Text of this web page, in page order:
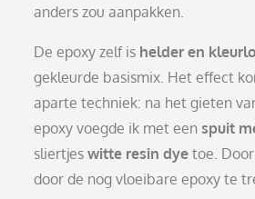
anders zou aanpakken.
De epoxy zelf is helder en
gekleurde basismix. Het effect
aparte techniek: na het gieten
epoxy voegde ik met een spuit
sliertjeswitte resin dye toe.
door de nog vloeibare epoxy te